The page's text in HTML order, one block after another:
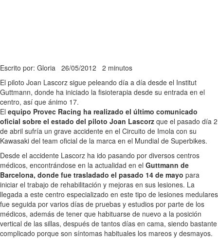
Escrito por: Gloria 26/05/2012 2 minutos
El piloto Joan Lascorz sigue peleando día a día desde el Institut
Guttmann, donde ha iniciado la fisioterapia desde su entrada en el
centro, así que ánimo 17.
El equipo Provec Racing ha realizado el último comunicado
oficial sobre el estado del piloto Joan Lascorz que el pasado día 2
de abril sufría un grave accidente en el Circuito de Imola con su
Kawasaki del team oficial de la marca en el Mundial de Superbikes.
Desde el accidente Lascorz ha ido pasando por diversos centros
médicos, encontrándose en la actualidad en el Guttmann de
Barcelona, donde fue trasladado el pasado 14 de mayo para
iniciar el trabajo de rehabilitación y mejoras en sus lesiones. La
llegada a este centro especializado en este tipo de lesiones medulares
fue seguida por varios días de pruebas y estudios por parte de los
médicos, además de tener que habituarse de nuevo a la posición
vertical de las sillas, después de tantos días en cama, siendo bastante
complicado porque son síntomas habituales los mareos y desmayos.